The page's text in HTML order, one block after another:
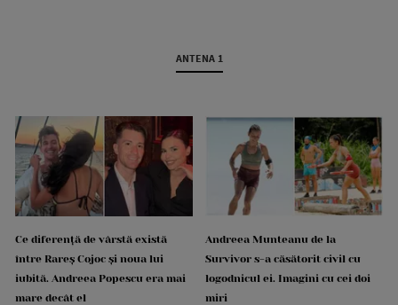
ANTENA 1
Ce diferență de vârstă există
între Rareș Cojoc și noua lui
iubită. Andreea Popescu era mai
mare decât el
Andreea Munteanu de la
Survivor s-a căsătorit civil cu
logodnicul ei. Imagini cu cei doi
miri